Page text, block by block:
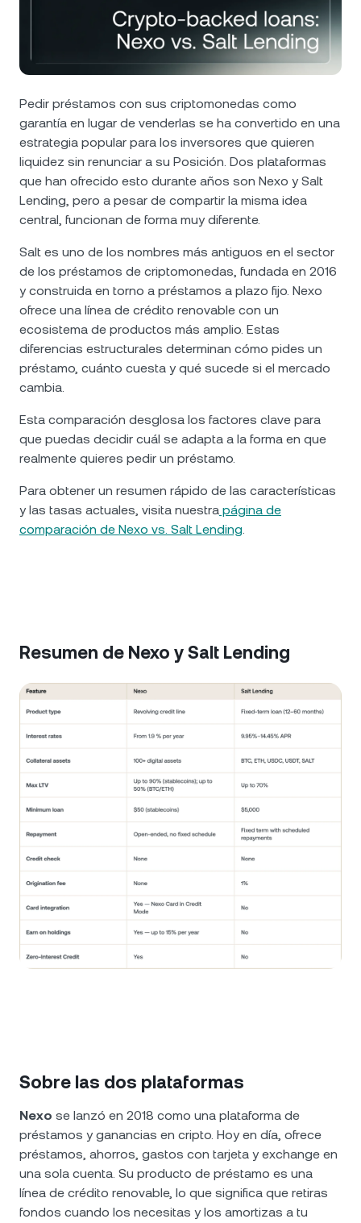
Nexo Card
Clientes privados
Programa de fidelización
USDT 0,03 %
Polkadot DOT
XRP XRP 1,17 %
Solana SOL
EURC EURC 0,34 %
Explorar todos los activos
Noticias e información
Centro de ayuda
Pedir préstamos con sus criptomonedas como
garantía en lugar de venderlas se ha convertido en una
estrategia popular para los inversores que quieren
liquidez sin renunciar a su Posición. Dos plataformas
que han ofrecido esto durante años son Nexo y Salt
Lending, pero a pesar de compartir la misma idea
central, funcionan de forma muy diferente.
Salt es uno de los nombres más antiguos en el sector
de los préstamos de criptomonedas, fundada en 2016
y construida en torno a préstamos a plazo fijo. Nexo
ofrece una línea de crédito renovable con un
ecosistema de productos más amplio. Estas
diferencias estructurales determinan cómo pides un
préstamo, cuánto cuesta y qué sucede si el mercado
cambia.
Esta comparación desglosa los factores clave para
que puedas decidir cuál se adapta a la forma en que
realmente quieres pedir un préstamo.
Para obtener un resumen rápido de las características
y las tasas actuales, visita nuestra página de
comparación de Nexo vs. Salt Lending.
Resumen de Nexo y Salt Lending
Sobre las dos plataformas
Nexo se lanzó en 2018 como una plataforma de
préstamos y ganancias en cripto. Hoy en día, ofrece
préstamos, ahorros, gastos con tarjeta y exchange en
una sola cuenta. Su producto de préstamo es una
línea de crédito renovable, lo que significa que retiras
fondos cuando los necesitas y los amortizas a tu